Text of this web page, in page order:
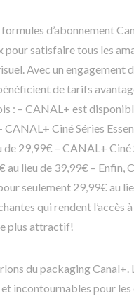
d’abonnement
pour satisfaire tous les
Avec un engagement
de tarifs
: – CANAL+ est
CANAL+ Ciné Séries
de 29,99€ – CANAL+ Ciné
au lieu de 39,99€ – Enfin,
seulement 29,99€ au
qui rendent l’accès
plus attractif!
du packaging Canal+.
et incontournables pour